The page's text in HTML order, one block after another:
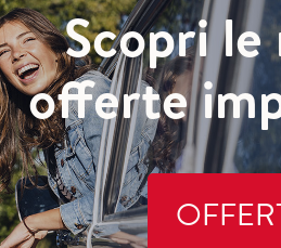
Scopri le
offerte